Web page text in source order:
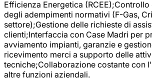
Efficienza Energetica
degli adempimenti normativi (F-Gas,
settore);Gestione delle richieste di
clienti;Interfaccia con Case Madri per
avviamento impianti, garanzie e
ricevimento merci a supporto delle
tecniche;Collaborazione costante con
altre funzioni aziendali.